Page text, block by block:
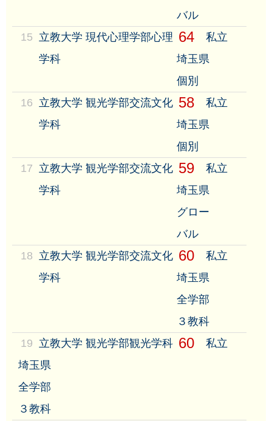
バル
15 立教大学 現代心理学部心理
学科
64
私立
埼玉県
個別
16 立教大学 観光学部交流文化
学科
58
私立
埼玉県
個別
17 立教大学 観光学部交流文化
学科
59
私立
埼玉県
グロー
バル
18 立教大学 観光学部交流文化
学科
60
私立
埼玉県
全学部
３教科
19 立教大学 観光学部観光学科 60
私立
埼玉県
全学部
３教科